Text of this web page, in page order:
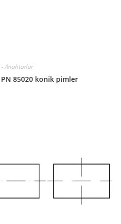
- Anahtarlar
PN 85020 konik pimler